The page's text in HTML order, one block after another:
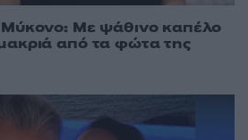
Μύκονο: Με ψάθινο καπέλο
από τα φώτα της